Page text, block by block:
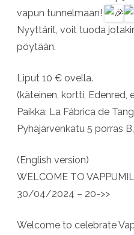
vapun tunnelmaan!
Nyyttärit, voit tuoda
pöytään.
Liput 10 € ovella.
(käteinen, kortti, Edenred,
Paikka: La Fábrica de
Pyhäjärvenkatu 5 porras
(English version)
WELCOME TO
30/04/2024 – 20->>
Welcome to celebrate